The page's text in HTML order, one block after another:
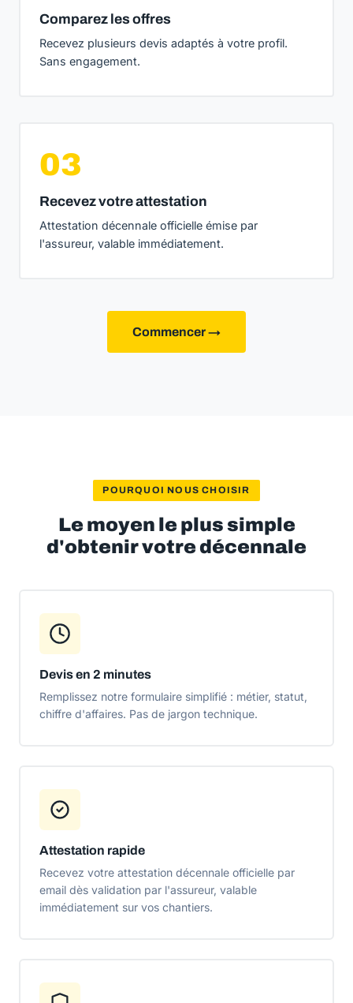
Comparez les offres
Recevez plusieurs devis adaptés à votre profil.
Sans engagement.
03
Recevez votre attestation
Attestation décennale officielle émise par
l'assureur, valable immédiatement.
Commencer →
POURQUOI NOUS CHOISIR
Le moyen le plus simple
d'obtenir votre décennale
Devis en 2 minutes
Remplissez notre formulaire simplifié : métier, statut,
chiffre d'affaires. Pas de jargon technique.
Attestation rapide
Recevez votre attestation décennale officielle par
email dès validation par l'assureur, valable
immédiatement sur vos chantiers.